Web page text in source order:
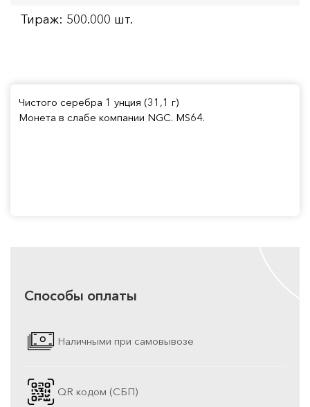
Тираж: 500.000 шт.
Чистого серебра 1 унция (31,1 г)
Монета в слабе компании NGC. MS64.
Способы оплаты
Наличными при самовывозе
QR кодом (СБП)